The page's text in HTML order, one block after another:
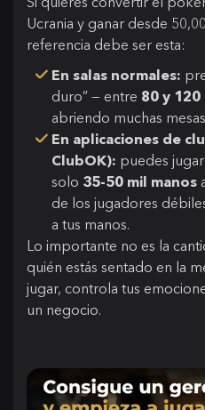
Ucrania y ganar desde
referencia debe ser esta:
En salas normales:
duro” — entre 80 y 120
abriendo muchas
En aplicaciones de
ClubOK): puedes
solo 35-50 mil manos
de los jugadores
a tus manos.
Lo importante no es la
quién estás sentado en la
jugar, controla tus
un negocio.